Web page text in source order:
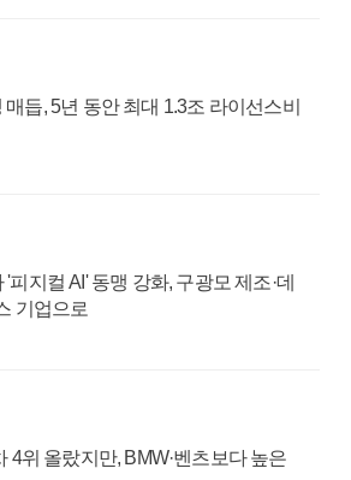
듭, 5년 동안 최대 1.3조 라이선스비
지컬 AI' 동맹 강화, 구광모 제조·데
기업으로
4위 올랐지만, BMW·벤츠보다 높은